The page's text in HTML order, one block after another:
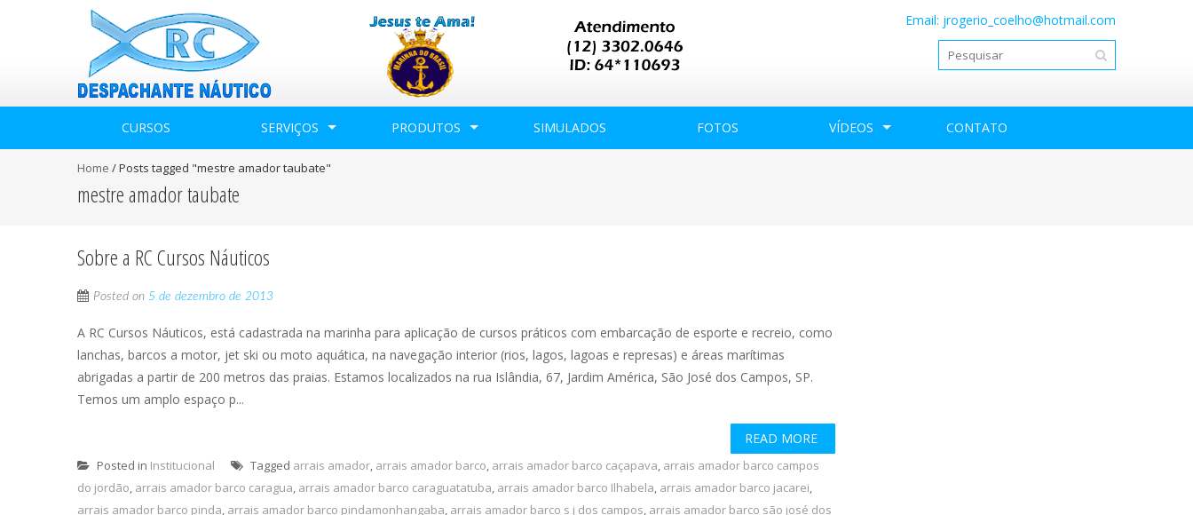
Email: jrogerio_coelho@hotmail.com
CURSOS SERVIÇOS PRODUTOS SIMULADOS FOTOS VÍDEOS CONTATO
Home /Posts tagged "mestre amador taubate"
mestre amador taubate
Sobre a RC Cursos Náuticos
Posted on 5 de dezembro de 2013
A RC Cursos Náuticos, está cadastrada na marinha para aplicação de cursos práticos com embarcação de esporte e recreio, como
lanchas, barcos a motor, jet ski ou moto aquática, na navegação interior (rios, lagos, lagoas e represas) e áreas marítimas
abrigadas a partir de 200 metros das praias. Estamos localizados na rua Islândia, 67, Jardim América, São José dos Campos, SP.
Temos um amplo espaço p...
READ MORE
Posted in Institucional Tagged arrais amador, arrais amador barco, arrais amador barco caçapava, arrais amador barco campos
do jordão, arrais amador barco caragua, arrais amador barco caraguatatuba, arrais amador barco Ilhabela, arrais amador barco jacarei,
arrais amador barco pinda, arrais amador barco pindamonhangaba, arrais amador barco s j dos campos, arrais amador barco são josé dos